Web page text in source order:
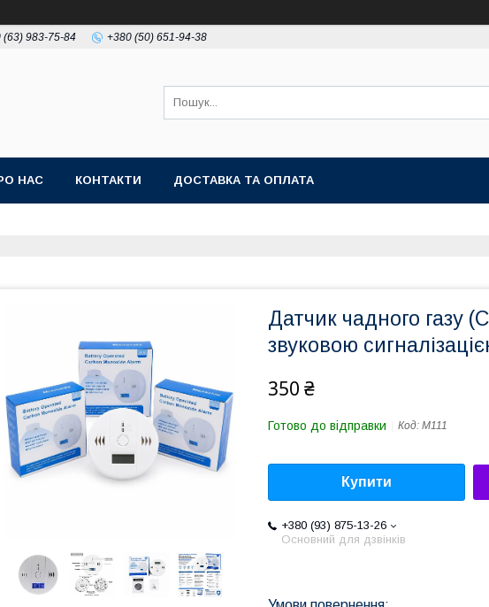
(63) 983-75-84 +380 (50) 651-94-38
НАС КОНТАКТИ ДОСТАВКА ТА ОПЛАТА
Датчик чадного газу
звуковою
350 ₴
Готово до відправки Код: M111
Купити
+380 (93) 875-13-26
Основний для дзвінків